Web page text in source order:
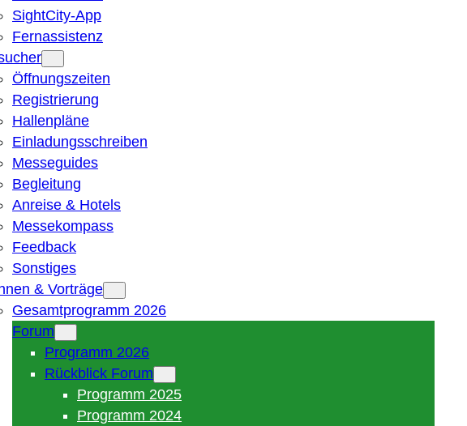
SightCity-App
Fernassistenz
Öffnungszeiten
Registrierung
Hallenpläne
Einladungsschreiben
Messeguides
Begleitung
Anreise & Hotels
Messekompass
Feedback
Sonstiges
& Vorträge
Gesamtprogramm 2026
Forum
Programm 2026
Rückblick Forum
Programm 2025
Programm 2024